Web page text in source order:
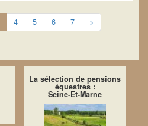
4 5 6 7 >
La sélection de pensions
équestres :
Seine-Et-Marne